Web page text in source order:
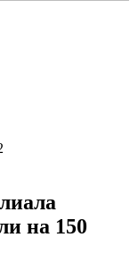
на 150